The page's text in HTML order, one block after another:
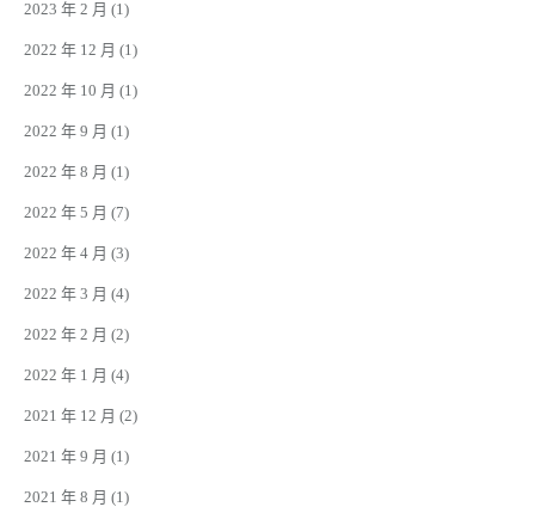
2023 年 2 月 (1)
2022 年 12 月 (1)
2022 年 10 月 (1)
2022 年 9 月 (1)
2022 年 8 月 (1)
2022 年 5 月 (7)
2022 年 4 月 (3)
2022 年 3 月 (4)
2022 年 2 月 (2)
2022 年 1 月 (4)
2021 年 12 月 (2)
2021 年 9 月 (1)
2021 年 8 月 (1)